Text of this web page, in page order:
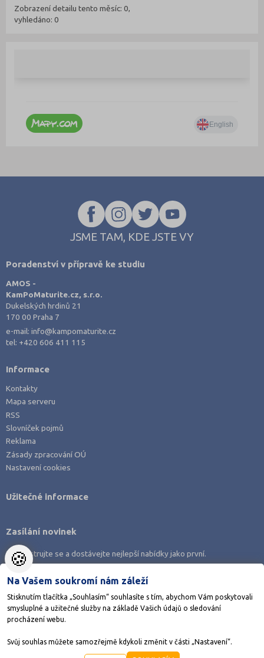
Zobrazení detailu tento měsíc: 0,
vyhledáno: 0
JSME TAM, KDE JSTE VY
Poradenství v přípravě ke studiu
AMOS -
KamPoMaturite.cz, s.r.o.
Dukelských hrdinů 21
170 00 Praha 7
e-mail:info@kampomaturite.cz
tel: +420 606 411 115
Informace
Kontakty
Mapa serveru
RSS
Slovníček pojmů
Reklama
Zásady zpracování OÚ
Nastavení cookies
Stáhněte si aplikaci Adresář škol
Užitečné informace
Zasílání novinek
Zaregistrujte se a dostávejte nejlepší nabídky jako první.
AMOS KamPoMaturite.cz, s.r.o., stránky vytvořilo
🍪
Na Vašem soukromí nám záleží
Stisknutím tlačítka „Souhlasím“ souhlasíte s tím, abychom Vám poskytovali
smysluplné a užitečné služby na základě Vašich údajů o sledování
procházení webu.
Svůj souhlas můžete samozřejmě kdykoli změnit v části „Nastavení“.